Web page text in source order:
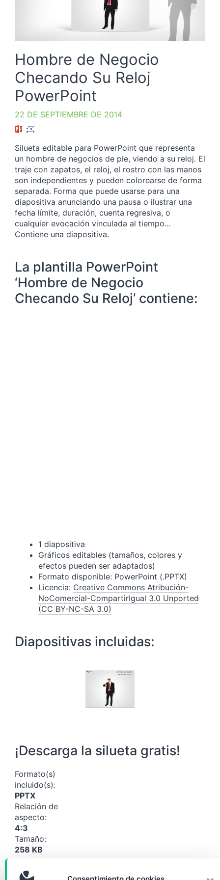
Hombre de Negocio
Checando Su Reloj
PowerPoint
22 DE SEPTIEMBRE DE 2014
Silueta editable para PowerPoint que representa
un hombre de negocios de pie, viendo a su reloj. El
traje con zapatos, el reloj, el rostro con las manos
son independientes y pueden colorearse de forma
separada. Forma que puede usarse para una
diapositiva anunciando una pausa o ilustrar una
fecha límite, duración, cuenta regresiva, o
cualquier evocación vinculada al tiempo…
Contiene una diapositiva.
La plantilla PowerPoint
‘Hombre de Negocio
Checando Su Reloj’ contiene:
1 diapositiva
Gráficos editables (tamaños, colores y
efectos pueden ser adaptados)
Formato disponible: PowerPoint (.PPTX)
Licencia: Creative Commons Atribución-
NoComercial-CompartirIgual 3.0 Unported
(CC BY-NC-SA 3.0)
Diapositivas incluidas:
¡Descarga la silueta gratis!
Formato(s)
incluido(s):
PPTX
Relación de
aspecto:
4:3
Tamaño:
258 KB
Descargar